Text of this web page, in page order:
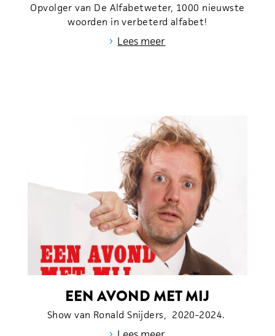
Opvolger van De Alfabetweter, 1000 nieuwste
woorden in verbeterd alfabet!
› Lees meer
EEN AVOND MET MIJ
Show van Ronald Snijders, 2020-2024.